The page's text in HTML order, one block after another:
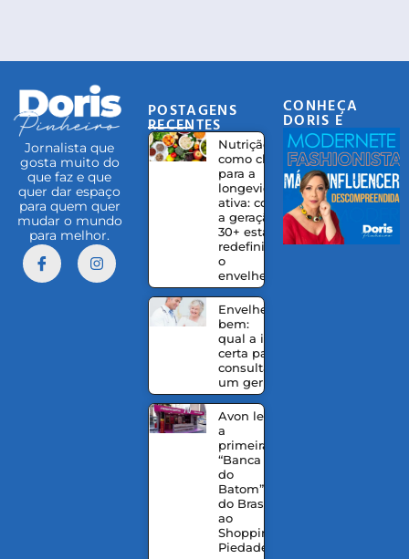
Jornalista que
gosta muito do
que faz e que
quer dar espaço
para quem quer
mudar o mundo
para melhor.
POSTAGENS
RECENTES
Nutrição
como chave
para a
longevidade
ativa: como
a geração
30+ está
redefinindo
o
envelhecer
Envelhecer
bem:
qual a idade
certa para
consultar
um geriatra?
Avon leva
a
primeira
“Banca
do
Batom”
do Brasil
ao
Shopping
Piedade,
CONHEÇA
DORIS E
EQUIPE